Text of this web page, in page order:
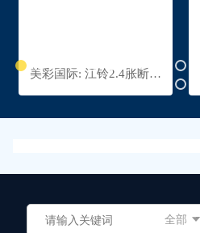
美彩国际: 江铃2.4胀断连
杆总成
全部